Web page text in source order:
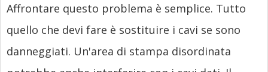
Affrontare questo problema è semplice. Tutto
quello che devi fare è sostituire i cavi se sono
danneggiati. Un'area di stampa disordinata